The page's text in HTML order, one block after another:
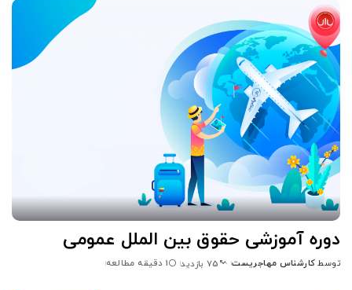
توسط
دوره آموزشی حقوق بین الملل عمومی
ارسال
توسط کارشناس مهاجریست 75 بازدید 1 دقیقه مطالعه